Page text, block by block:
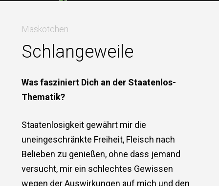
Maskotchen
Schlangeweile
Was fasziniert Dich an der Staatenlos-
Thematik?
Staatenlosigkeit gewährt mir die
uneingeschränkte Freiheit, Fleisch nach
Belieben zu genießen, ohne dass jemand
versucht, mir ein schlechtes Gewissen
wegen der Auswirkungen auf mich und den